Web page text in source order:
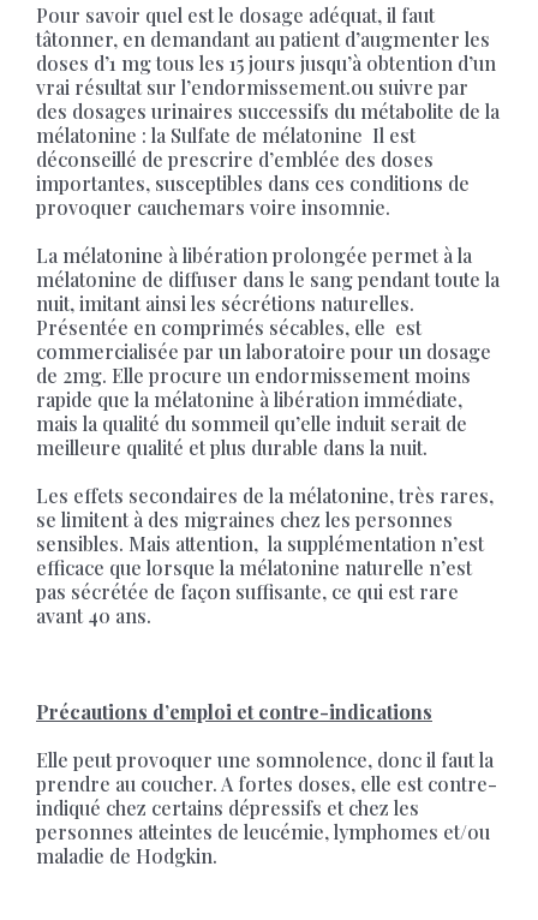
Pour savoir quel est le dosage adéquat, il faut
tâtonner, en demandant au patient d’augmenter les
doses d’1 mg tous les 15 jours jusqu’à obtention d’un
vrai résultat sur l’endormissement.ou suivre par
des dosages urinaires successifs du métabolite de la
mélatonine : la Sulfate de mélatonine Il est
déconseillé de prescrire d’emblée des doses
importantes, susceptibles dans ces conditions de
provoquer cauchemars voire insomnie.
La mélatonine à libération prolongée permet à la
mélatonine de diffuser dans le sang pendant toute la
nuit, imitant ainsi les sécrétions naturelles.
Présentée en comprimés sécables, elle est
commercialisée par un laboratoire pour un dosage
de 2mg. Elle procure un endormissement moins
rapide que la mélatonine à libération immédiate,
mais la qualité du sommeil qu’elle induit serait de
meilleure qualité et plus durable dans la nuit.
Les effets secondaires de la mélatonine, très rares,
se limitent à des migraines chez les personnes
sensibles. Mais attention, la supplémentation n’est
efficace que lorsque la mélatonine naturelle n’est
pas sécrétée de façon suffisante, ce qui est rare
avant 40 ans.
Précautions d’emploi et contre-indications
Elle peut provoquer une somnolence, donc il faut la
prendre au coucher. A fortes doses, elle est contre-
indiqué chez certains dépressifs et chez les
personnes atteintes de leucémie, lymphomes et/ou
maladie de Hodgkin.